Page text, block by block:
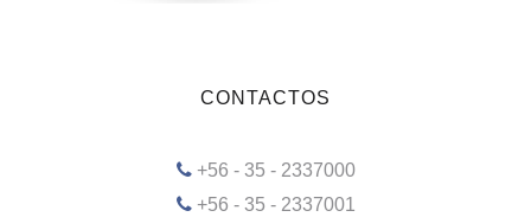
CONTACTOS
+56 - 35 - 2337000
+56 - 35 - 2337001